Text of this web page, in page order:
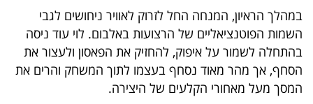
פודקאסט
40
UNDER
40
במהלך הראיון, המנחה החל לזרוק לאוויר ניחושים לגבי
השמות הפוטנציאליים של הרצועות באלבום. לוי עוד ניסה
בהתחלה לשמור על איפוק, להחזיק את הפאסון ולעצור את
הסחף, אך מהר מאוד נסחף בעצמו לתוך המשחק והרים את
המסך מעל מאחורי הקלעים של היצירה.